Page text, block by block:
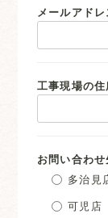
メールアドレ
工事現場の住
お問い合わせ
多治見
可児店